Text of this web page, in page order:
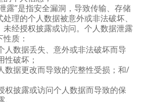
露”是指安全漏洞，导致传输、存储
理的个人数据被意外或非法破坏、
未经授权披露或访问。个人数据泄露
质：
人数据丢失、意外或非法破坏而导
性破坏；
数据更改而导致的完整性受损；和/
权披露或访问个人数据而导致的保